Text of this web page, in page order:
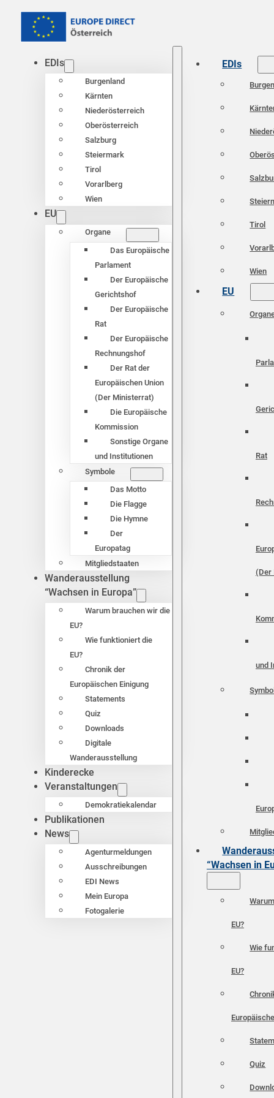
EDIs
Burgenland
Kärnten
Niederösterreich
Oberösterreich
Salzburg
Steiermark
Tirol
Vorarlberg
Wien
EU
Organe
Das Europäische
Parlament
Der Europäische
Gerichtshof
Der Europäische
Rat
Der Europäische
Rechnungshof
Der Rat der
Europäischen Union
(Der Ministerrat)
Die Europäische
Kommission
Sonstige Organe
und Institutionen
Symbole
Das Motto
Die Flagge
Die Hymne
Der
Europatag
Mitgliedstaaten
Wanderausstellung
“Wachsen in Europa”
Warum brauchen wir die
EU?
Wie funktioniert die
EU?
Chronik der
Europäischen Einigung
Statements
Quiz
Downloads
Digitale
Wanderausstellung
Kinderecke
Veranstaltungen
Demokratiekalendar
Publikationen
News
Agenturmeldungen
Ausschreibungen
EDI News
Mein Europa
Fotogalerie
EDIs
Tirol
Wien
EU
Rat
(Der
und
“Wachsen in
EU?
Wie
EU?
Quiz